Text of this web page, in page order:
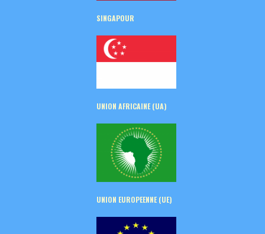
SINGAPOUR
UNION AFRICAINE (UA)
UNION EUROPEENNE (UE)